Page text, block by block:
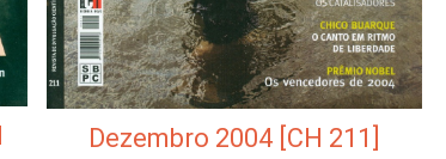
Dezembro 2004 [CH 211]